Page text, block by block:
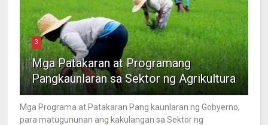
3
Mga Patakaran at Programang
Pangkaunlaran sa Sektor ng Agrikultura
Mga Programa at Patakaran Pang kaunlaran ng Gobyerno,
para matugununan ang kakulangan sa Sektor ng